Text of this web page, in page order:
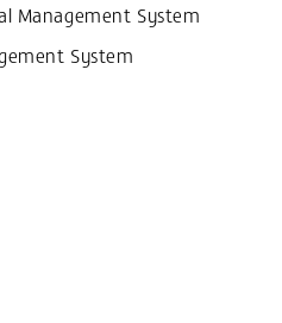
Management System
System